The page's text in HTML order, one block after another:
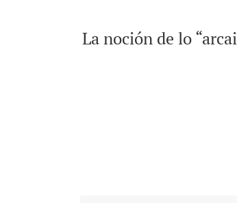
La noción de lo